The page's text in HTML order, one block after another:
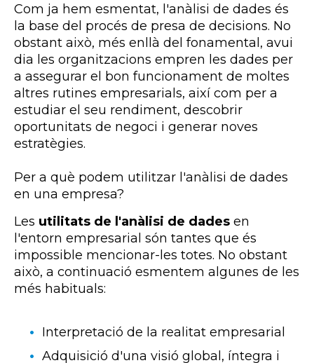
Com ja hem esmentat, l'anàlisi de dades és
la base del procés de presa de decisions. No
obstant això, més enllà del fonamental, avui
dia les organitzacions empren les dades per
a assegurar el bon funcionament de moltes
altres rutines empresarials, així com per a
estudiar el seu rendiment, descobrir
oportunitats de negoci i generar noves
estratègies.
Per a què podem utilitzar l'anàlisi de dades
en una empresa?
Les utilitats de l'anàlisi de dades en
l'entorn empresarial són tantes que és
impossible mencionar-les totes. No obstant
això, a continuació esmentem algunes de les
més habituals:
Interpretació de la realitat empresarial
Adquisició d'una visió global, íntegra i